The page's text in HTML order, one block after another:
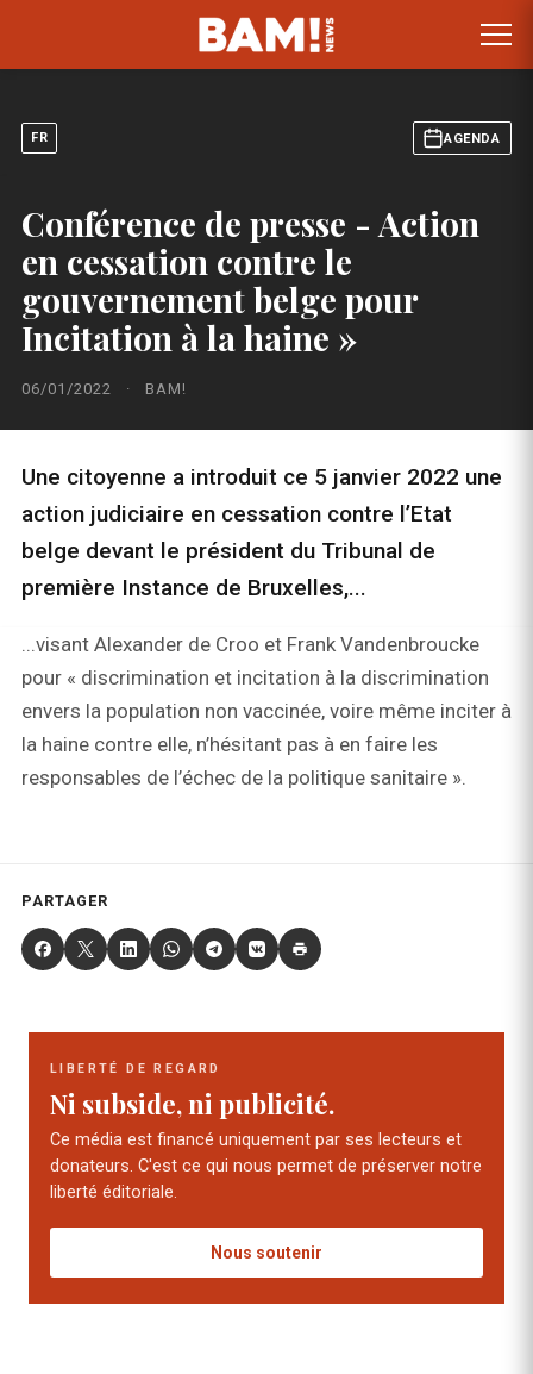
FR AGENDA
Conférence de presse - Action
en cessation contre le
gouvernement belge pour
Incitation à la haine »
06/01/2022 · BAM!
Une citoyenne a introduit ce 5 janvier 2022 une
action judiciaire en cessation contre l’Etat
belge devant le président du Tribunal de
première Instance de Bruxelles,...
...visant Alexander de Croo et Frank Vandenbroucke
pour « discrimination et incitation à la discrimination
envers la population non vaccinée, voire même inciter à
la haine contre elle, n’hésitant pas à en faire les
responsables de l’échec de la politique sanitaire ».
PARTAGER
LIBERTÉ DE REGARD
Ni subside, ni publicité.
Ce média est financé uniquement par ses lecteurs et
donateurs. C'est ce qui nous permet de préserver notre
liberté éditoriale.
Nous soutenir